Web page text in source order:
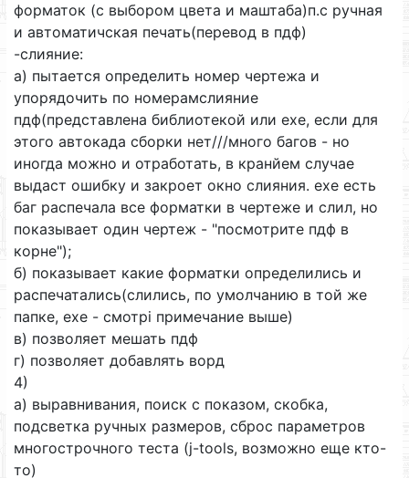
форматок (с выбором цвета и маштаба)п.с ручная
и автоматичская печать(перевод в пдф)
-слияние:
а) пытается определить номер чертежа и
упорядочить по номерамслияние
пдф(представлена библиотекой или ехе, если для
этого автокада сборки нет///много багов - но
иногда можно и отработать, в кранйем случае
выдаст ошибку и закроет окно слияния. ехе есть
баг распечала все форматки в чертеже и слил, но
показывает один чертеж - "посмотрите пдф в
корне");
б) показывает какие форматки определились и
распечатались(слились, по умолчанию в той же
папке, ехе - смотрі примечание выше)
в) позволяет мешать пдф
г) позволяет добавлять ворд
4)
а) выравнивания, поиск с показом, скобка,
подсветка ручных размеров, сброс параметров
многострочного теста (j-tools, возможно еще кто-
то)